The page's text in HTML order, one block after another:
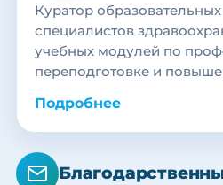
Куратор
специалистов
учебных модулей по
переподготовке и
Подробнее